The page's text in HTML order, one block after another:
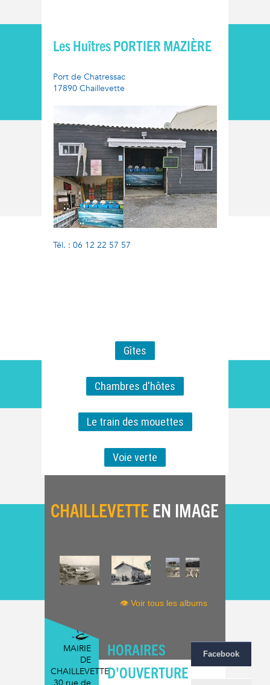
Les Huîtres PORTIER MAZIÈRE
Port de Chatressac
17890 Chaillevette
Tél. : 06 12 22 57 57
Gîtes
Chambres d'hôtes
Le train des mouettes
Voie verte
CHAILLEVETTE EN IMAGE
👁 Voir tous les albums
MAIRIE
DE
CHAILLEVETTE
HORAIRES
D'OUVERTURE
Facebook